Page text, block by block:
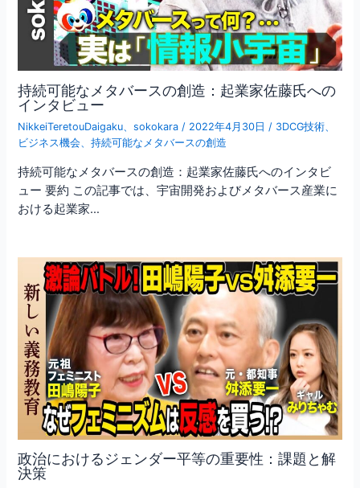
持続可能なメタバースの創造：起業家佐藤氏への
インタビュー
NikkeiTeretouDaigaku、sokokara / 2022年4月30日 / 3DCG技術、
ビジネス機会、持続可能なメタバースの創造
持続可能なメタバースの創造：起業家佐藤氏へのインタビ
ュー 要約 この記事では、宇宙開発およびメタバース産業に
おける起業家…
政治におけるジェンダー平等の重要性：課題と解
決策